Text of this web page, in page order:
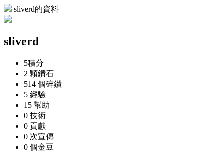
sliverd的資料
sliverd
5積分
2 顆鑽石
514 個碎鑽
5 經驗
15 幫助
0 技術
0 貢獻
0 次宣傳
0 個金豆